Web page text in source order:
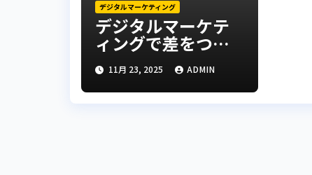
デジタルマーケティング
デジタルマーケテ
ィングで差をつけ
る！
11月 23, 2025 ADMIN